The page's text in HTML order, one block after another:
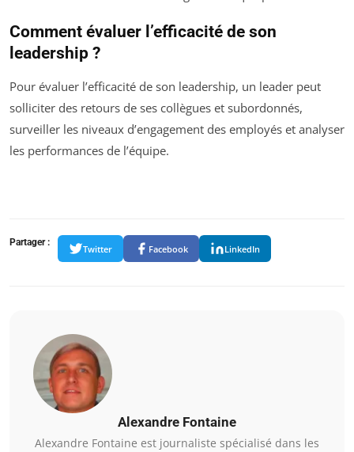
Comment évaluer l’efficacité de son
leadership ?
Pour évaluer l’efficacité de son leadership, un leader peut
solliciter des retours de ses collègues et subordonnés,
surveiller les niveaux d’engagement des employés et analyser
les performances de l’équipe.
Partager :
Twitter Facebook LinkedIn
Alexandre Fontaine
Alexandre Fontaine est journaliste spécialisé dans les